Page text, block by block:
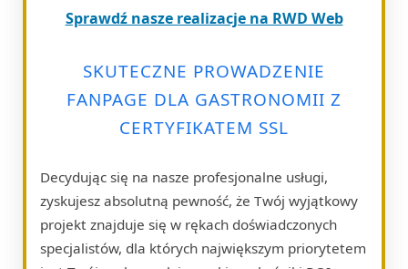
Sprawdź nasze realizacje na RWD Web
SKUTECZNE PROWADZENIE
FANPAGE DLA GASTRONOMII Z
CERTYFIKATEM SSL
Decydując się na nasze profesjonalne usługi,
zyskujesz absolutną pewność, że Twój wyjątkowy
projekt znajduje się w rękach doświadczonych
specjalistów, dla których największym priorytetem